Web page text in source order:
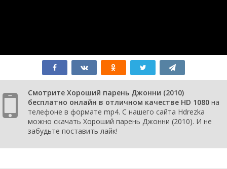
Смотрите Хороший парень Джонни (2010)
бесплатно онлайн в отличном качестве HD 1080 на
телефоне в формате mp4. С нашего сайта Hdrezka
можно скачать Хороший парень Джонни (2010). И не
забудьте поставить лайк!